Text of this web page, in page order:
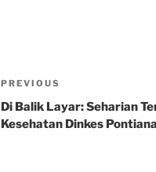
Post
navigation
Previous
Post
PREVIOUS
Di Balik Layar: Seharian
Kesehatan Dinkes